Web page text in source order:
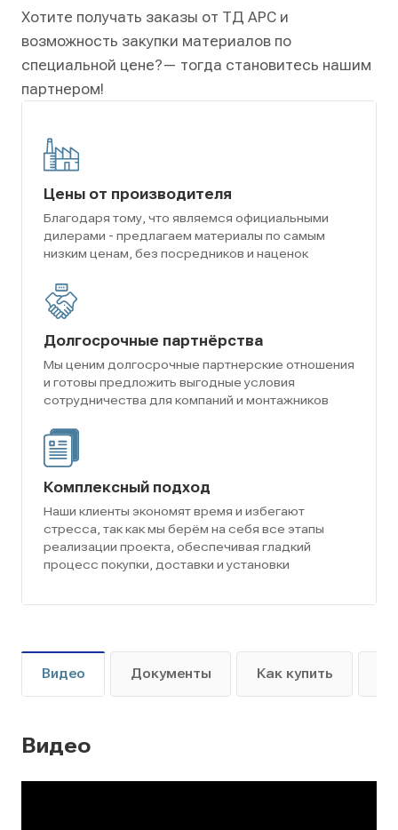
Хотите получать заказы от ТД АРС и
возможность закупки материалов по
специальной цене?— тогда становитесь нашим
партнером!
Цены от производителя
Благодаря тому, что являемся официальными
дилерами - предлагаем материалы по самым
низким ценам, без посредников и наценок
Долгосрочные партнёрства
Мы ценим долгосрочные партнерские отношения
и готовы предложить выгодные условия
сотрудничества для компаний и монтажников
Комплексный подход
Наши клиенты экономят время и избегают
стресса, так как мы берём на себя все этапы
реализации проекта, обеспечивая гладкий
процесс покупки, доставки и установки
Видео Документы Как купить
Видео